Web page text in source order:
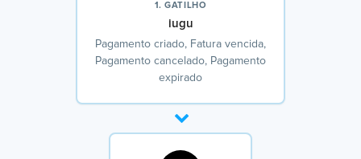
1. GATILHO
iugu
Pagamento criado, Fatura vencida,
Pagamento cancelado, Pagamento
expirado